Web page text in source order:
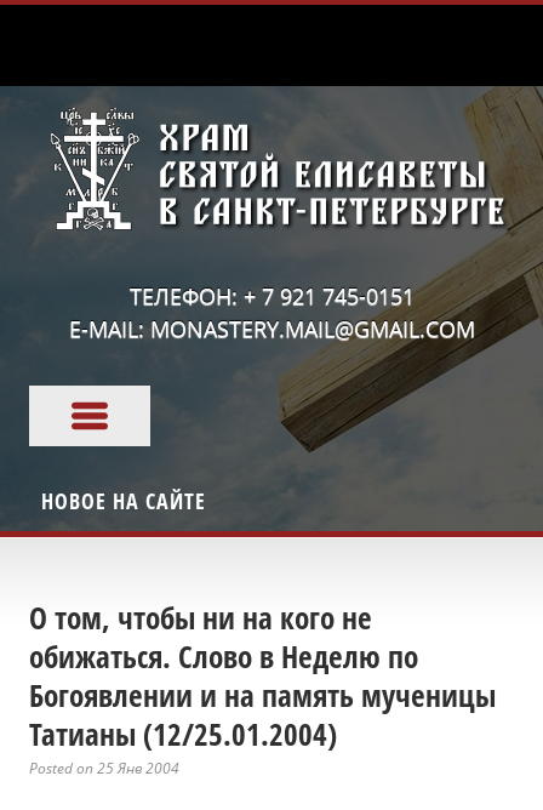
ТЕЛЕФОН: + 7 921 745-0151
E-MAIL: MONASTERY.MAIL@GMAIL.COM
НОВОЕ НА САЙТЕ
О том, чтобы ни на кого не
обижаться. Слово в Неделю по
Богоявлении и на память мученицы
Татианы (12/25.01.2004)
Posted on 25 Янв 2004